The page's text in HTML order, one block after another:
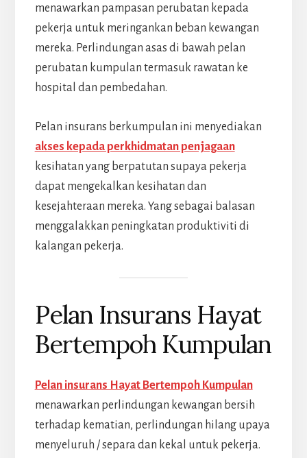
menawarkan pampasan perubatan kepada
pekerja untuk meringankan beban kewangan
mereka. Perlindungan asas di bawah pelan
perubatan kumpulan termasuk rawatan ke
hospital dan pembedahan.
Pelan insurans berkumpulan ini menyediakan
akses kepada perkhidmatan penjagaan
kesihatan yang berpatutan supaya pekerja
dapat mengekalkan kesihatan dan
kesejahteraan mereka. Yang sebagai balasan
menggalakkan peningkatan produktiviti di
kalangan pekerja.
Pelan Insurans Hayat
Bertempoh Kumpulan
Pelan insurans Hayat Bertempoh Kumpulan
menawarkan perlindungan kewangan bersih
terhadap kematian, perlindungan hilang upaya
menyeluruh / separa dan kekal untuk pekerja.